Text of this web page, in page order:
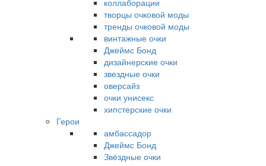
коллаборации
творцы очковой моды
тренды очковой моды
винтажные очки
Джеймс Бонд
дизайнерские очки
звездные очки
оверсайз
очки унисекс
хипстерские очки
Герои
амбассадор
Джеймс Бонд
Звёздные очки